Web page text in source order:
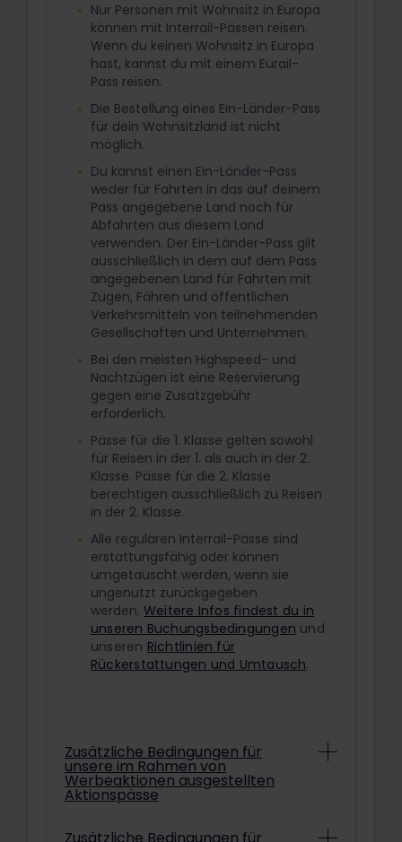
Nur Personen mit Wohnsitz in Europa
können mit Interrail-Pässen reisen.
Wenn du keinen Wohnsitz in Europa
hast, kannst du mit einem Eurail-
Pass reisen.
Die Bestellung eines Ein-Länder-Pass
für dein Wohnsitzland ist nicht
möglich.
Du kannst einen Ein-Länder-Pass
weder für Fahrten in das auf deinem
Pass angegebene Land noch für
Abfahrten aus diesem Land
verwenden. Der Ein-Länder-Pass gilt
ausschließlich in dem auf dem Pass
angegebenen Land für Fahrten mit
Zügen, Fähren und öffentlichen
Verkehrsmitteln von teilnehmenden
Gesellschaften und Unternehmen.
Bei den meisten Highspeed- und
Nachtzügen ist eine Reservierung
gegen eine Zusatzgebühr
erforderlich.
Pässe für die 1. Klasse gelten sowohl
für Reisen in der 1. als auch in der 2.
Klasse. Pässe für die 2. Klasse
berechtigen ausschließlich zu Reisen
in der 2. Klasse.
Alle regulären Interrail-Pässe sind
erstattungsfähig oder können
umgetauscht werden, wenn sie
ungenutzt zurückgegeben
werden. Weitere Infos findest du in
unseren Buchungsbedingungen und
unseren Richtlinien für
Rückerstattungen und Umtausch.
Zusätzliche Bedingungen für
unsere im Rahmen von
Werbeaktionen ausgestellten
Aktionspässe
Abhängig von den konkreten